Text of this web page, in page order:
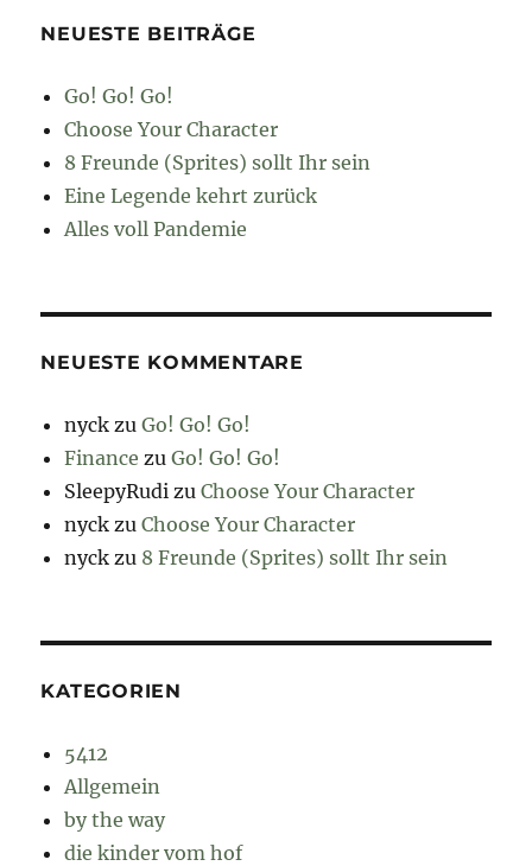
NEUESTE BEITRÄGE
Go! Go! Go!
Choose Your Character
8 Freunde (Sprites) sollt Ihr sein
Eine Legende kehrt zurück
Alles voll Pandemie
NEUESTE KOMMENTARE
nyck zuGo! Go! Go!
Finance zuGo! Go! Go!
SleepyRudi zuChoose Your Character
nyck zuChoose Your Character
nyck zu 8 Freunde (Sprites) sollt Ihr sein
KATEGORIEN
5412
Allgemein
by the way
die kinder vom hof